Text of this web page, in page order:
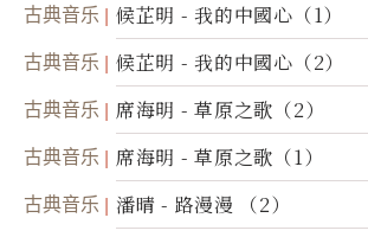
古典音乐 候芷明 - 我的中國心（1）
古典音乐 候芷明 - 我的中國心（2）
古典音乐 席海明 - 草原之歌（2）
古典音乐 席海明 - 草原之歌（1）
古典音乐 潘晴 - 路漫漫 （2）